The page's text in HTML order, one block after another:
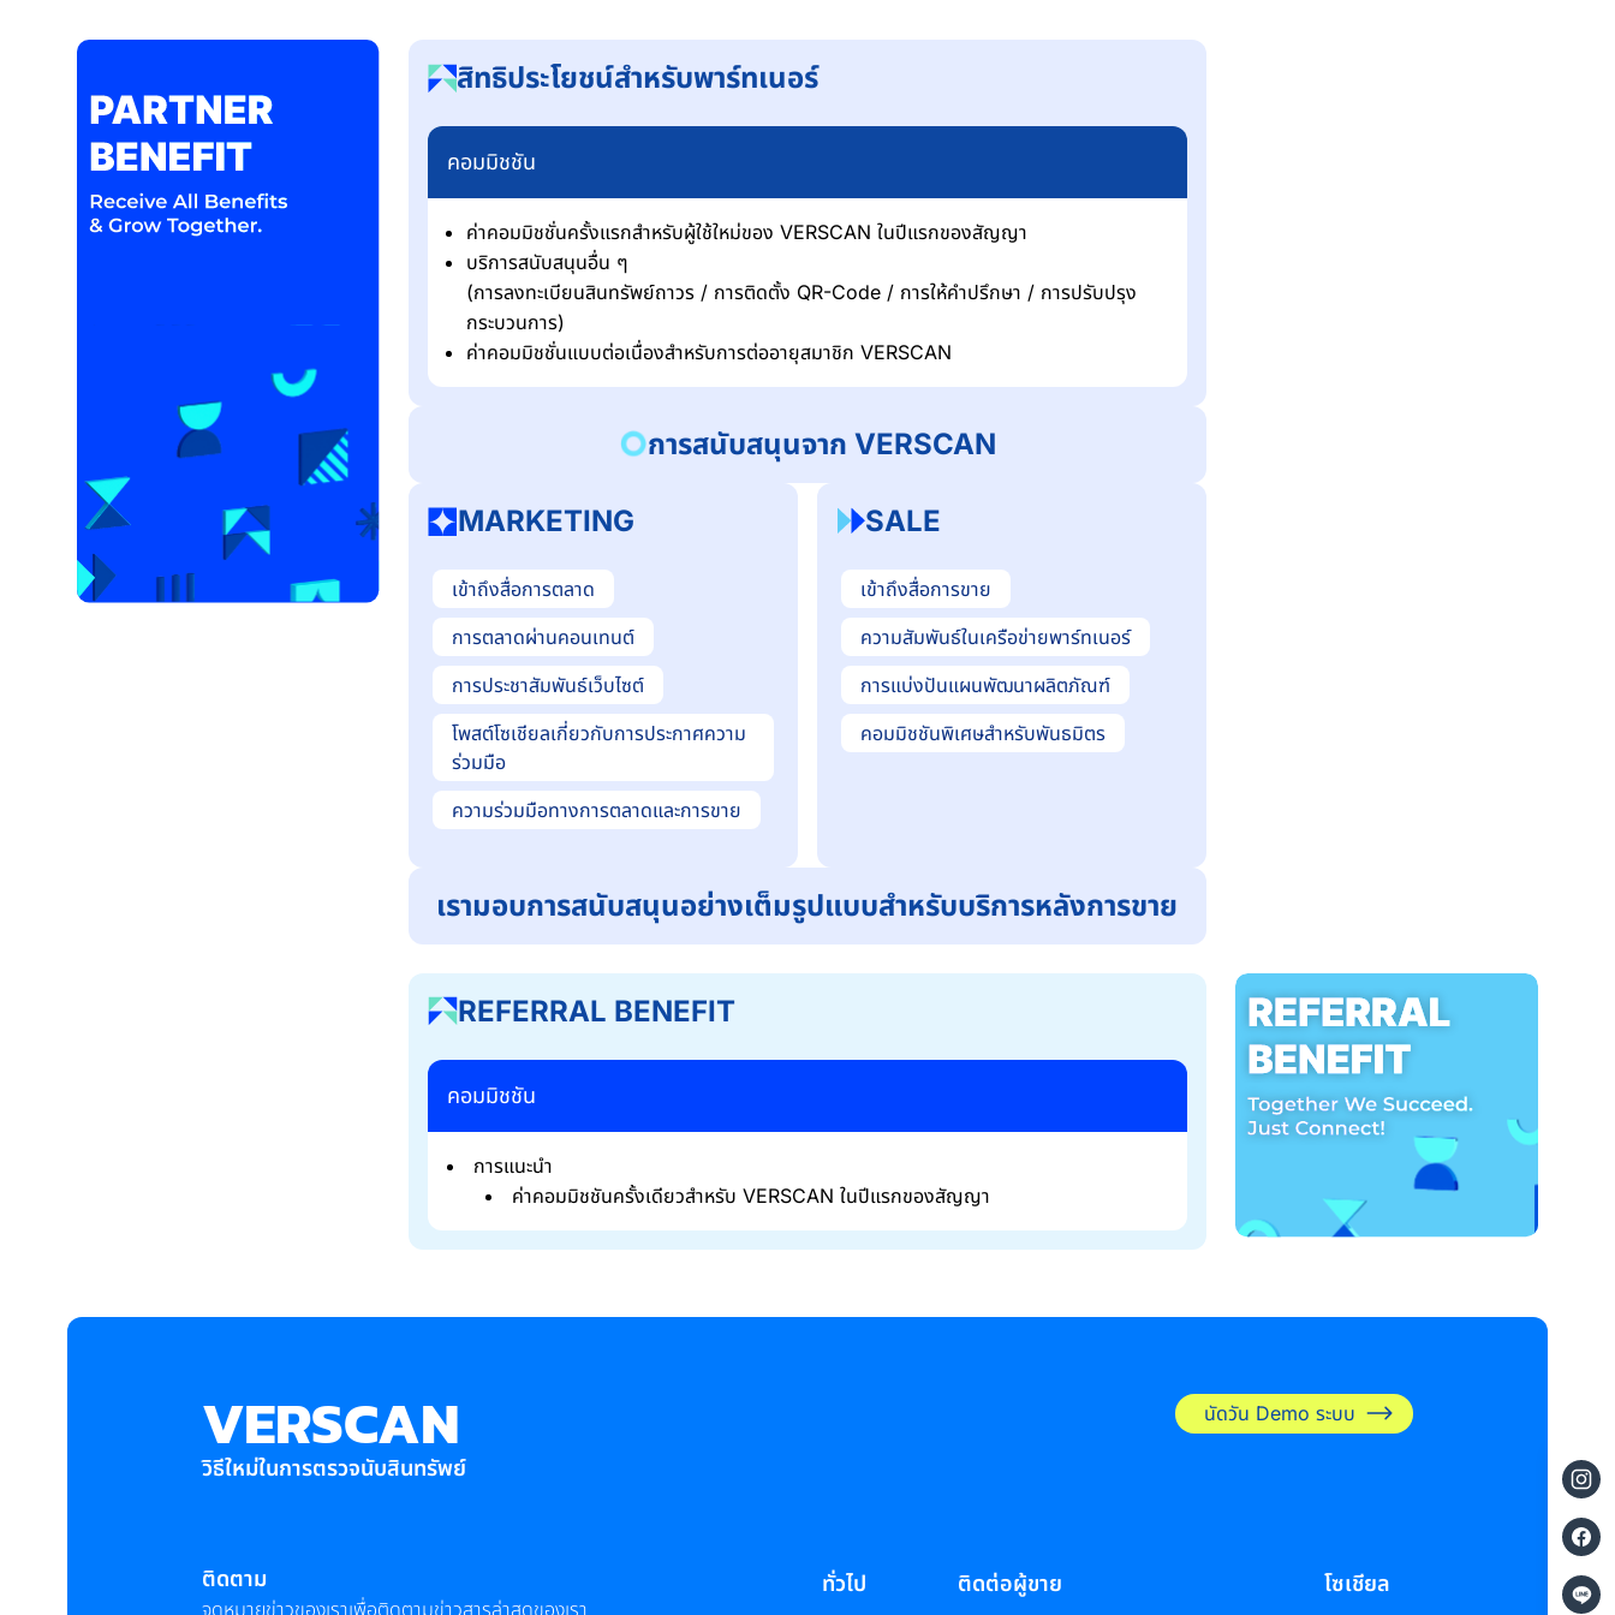
สิทธิประโยชน์สำหรับพาร์ทเนอร์
คอมมิชชัน
ค่าคอมมิชชั่นครั้งแรกสำหรับผู้ใช้ใหม่ของ VERSCAN ในปีแรกของสัญญา
บริการสนับสนุนอื่น ๆ
(การลงทะเบียนสินทรัพย์ถาวร / การติดตั้ง QR-Code / การให้คำปรึกษา / การปรับปรุง
กระบวนการ)
ค่าคอมมิชชั่นแบบต่อเนื่องสำหรับการต่ออายุสมาชิก VERSCAN
การสนับสนุนจาก VERSCAN
MARKETING
เข้าถึงสื่อการตลาด
การตลาดผ่านคอนเทนต์
การประชาสัมพันธ์เว็บไซต์
โพสต์โซเชียลเกี่ยวกับการประกาศความ
ร่วมมือ
ความร่วมมือทางการตลาดและการขาย
SALE
เข้าถึงสื่อการขาย
ความสัมพันธ์ในเครือข่ายพาร์ทเนอร์
การแบ่งปันแผนพัฒนาผลิตภัณฑ์
คอมมิชชันพิเศษสำหรับพันธมิตร
เรามอบการสนับสนุนอย่างเต็มรูปแบบสำหรับบริการหลังการขาย
REFERRAL BENEFIT
คอมมิชชัน
การแนะนำ
ค่าคอมมิชชันครั้งเดียวสำหรับ VERSCAN ในปีแรกของสัญญา
VERSCAN
วิธีใหม่ในการตรวจนับสินทรัพย์
นัดวัน Demo ระบบ
ติดตาม
จดหมายข่าวของเราเพื่อติดตามข่าวสารล่าสุดของเรา
ทั่วไป ติดต่อผู้ขาย โซเชียล